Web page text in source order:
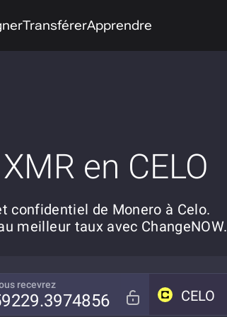
TransférerApprendre
en CELO
confidentiel de Monero à Celo.
meilleur taux avec ChangeNOW.
recevrez
CELO